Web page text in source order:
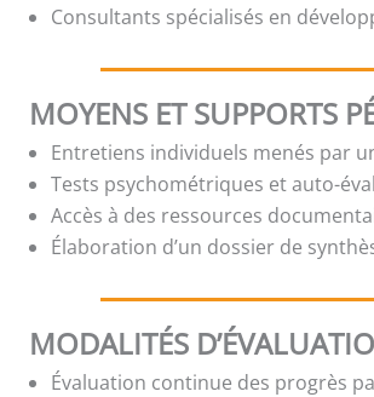
Consultants spécialisés en
MOYENS ET SUPPORTS
Entretiens individuels menés par
Tests psychométriques et auto-
Accès à des ressources
Élaboration d’un dossier de
MODALITÉS
Évaluation continue des progrès